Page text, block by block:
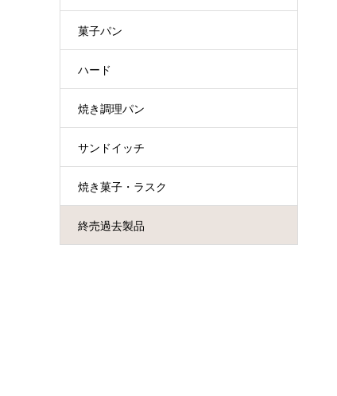
菓子パン
ハード
焼き調理パン
サンドイッチ
焼き菓子・ラスク
終売過去製品